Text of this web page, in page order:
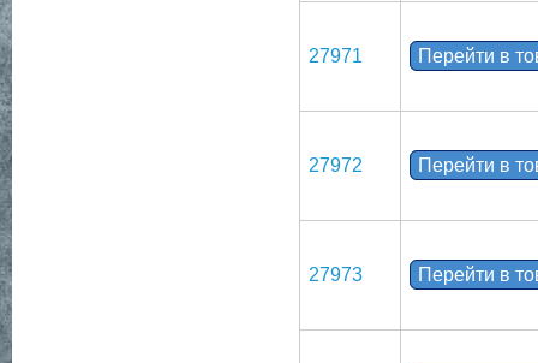
27971 Перейти в
27972 Перейти в
27973 Перейти в